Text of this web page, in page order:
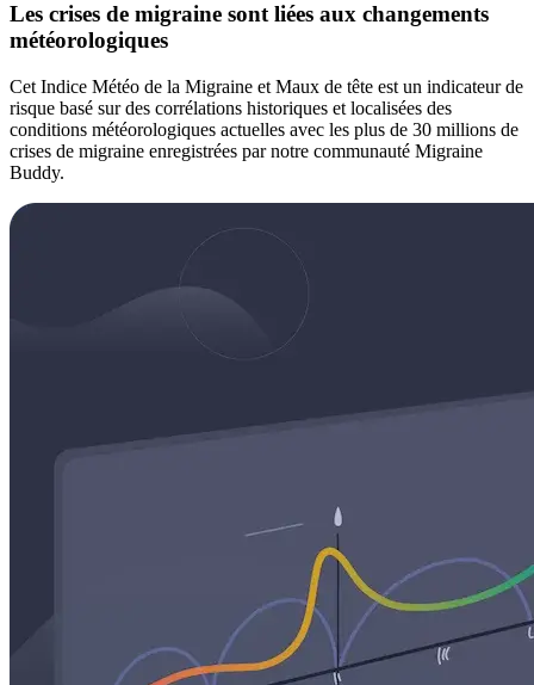
Les crises de migraine sont liées aux changements
météorologiques
Cet Indice Météo de la Migraine et Maux de tête est un indicateur de
risque basé sur des corrélations historiques et localisées des
conditions météorologiques actuelles avec les plus de 30 millions de
crises de migraine enregistrées par notre communauté Migraine
Buddy.